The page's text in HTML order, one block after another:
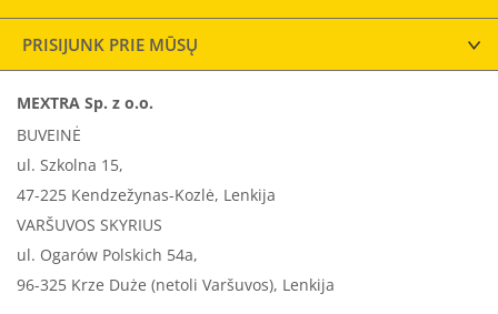
PRISIJUNK PRIE MŪSŲ
MEXTRA Sp. z o.o.
BUVEINĖ
ul. Szkolna 15,
47-225 Kendzežynas-Kozlė, Lenkija
VARŠUVOS SKYRIUS
ul. Ogarów Polskich 54a,
96-325 Krze Duże (netoli Varšuvos), Lenkija